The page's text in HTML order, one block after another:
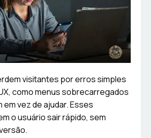
visitantes por erros simples
como menus sobrecarregados
vez de ajudar. Esses
o usuário sair rápido, sem